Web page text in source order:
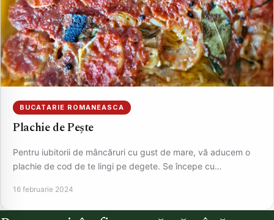
BUCATARIE ROMANEASCA
Plachie de Pește
Pentru iubitorii de mâncăruri cu gust de mare, vă aducem o
plachie de cod de te lingi pe degete. Se începe cu…
16 februarie 2024